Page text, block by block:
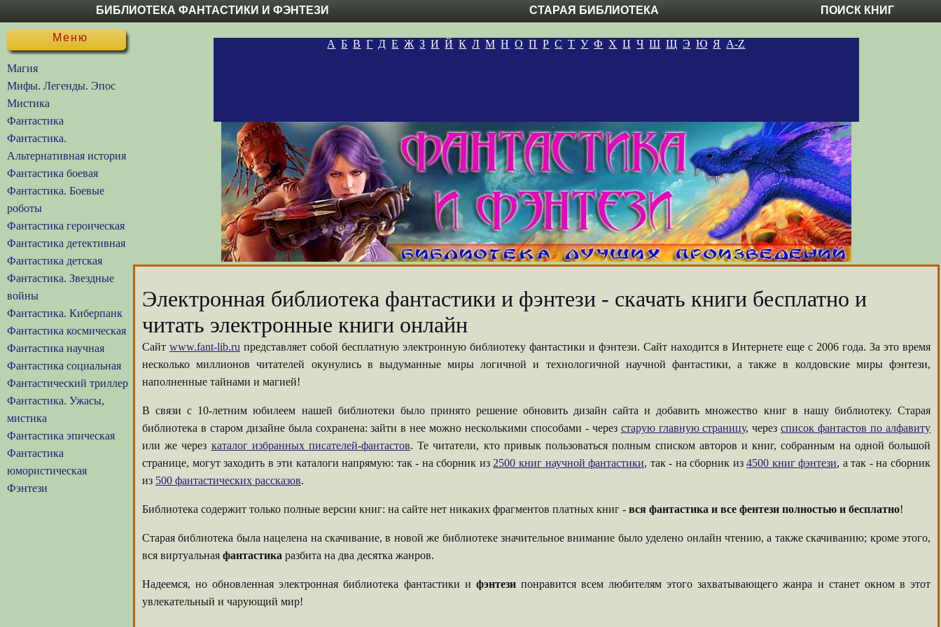
БИБЛИОТЕКА ФАНТАСТИКИ И ФЭНТЕЗИ СТАРАЯ БИБЛИОТЕКА ПОИСК КНИГ
Меню
Магия
Мифы. Легенды. Эпос
Мистика
Фантастика
Фантастика.
Альтернативная история
Фантастика боевая
Фантастика. Боевые
роботы
Фантастика героическая
Фантастика детективная
Фантастика детская
Фантастика. Звездные
войны
Фантастика. Киберпанк
Фантастика космическая
Фантастика научная
Фантастика социальная
Фантастический триллер
Фантастика. Ужасы,
мистика
Фантастика эпическая
Фантастика
юмористическая
Фэнтези
А Б В Г Д Е Ж З И Й К Л М Н О П Р С Т У Ф Х Ц Ч Ш Щ Э Ю Я A-Z
Электронная библиотека фантастики и фэнтези - скачать книги бесплатно и
читать электронные книги онлайн
Сайт www.fant-lib.ru представляет собой бесплатную электронную библиотеку фантастики и фэнтези. Сайт находится в Интернете еще с 2006 года. За это время
несколько миллионов читателей окунулись в выдуманные миры логичной и технологичной научной фантастики, а также в колдовские миры фэнтези,
наполненные тайнами и магией!
В связи с 10-летним юбилеем нашей библиотеки было принято решение обновить дизайн сайта и добавить множество книг в нашу библиотеку. Старая
библиотека в старом дизайне была сохранена: зайти в нее можно несколькими способами - через старую главную страницу, черезсписок фантастов по алфавиту
или же через каталог избранных писателей-фантастов. Те читатели, кто привык пользоваться полным списком авторов и книг, собранным на одной большой
странице, могут заходить в эти каталоги напрямую: так - на сборник из 2500 книг научной фантастики, так - на сборник из4500 книг фэнтези, а так - на сборник
из 500 фантастических рассказов.
Библиотека содержит только полные версии книг: на сайте нет никаких фрагментов платных книг - вся фантастика и все фентези полностью и бесплатно!
Старая библиотека была нацелена на скачивание, в новой же библиотеке значительное внимание было уделено онлайн чтению, а также скачиванию; кроме этого,
вся виртуальная фантастика разбита на два десятка жанров.
Надеемся, но обновленная электронная библиотека фантастики и фэнтезипонравится всем любителям этого захватывающего жанра и станет окном в этот
увлекательный и чарующий мир!